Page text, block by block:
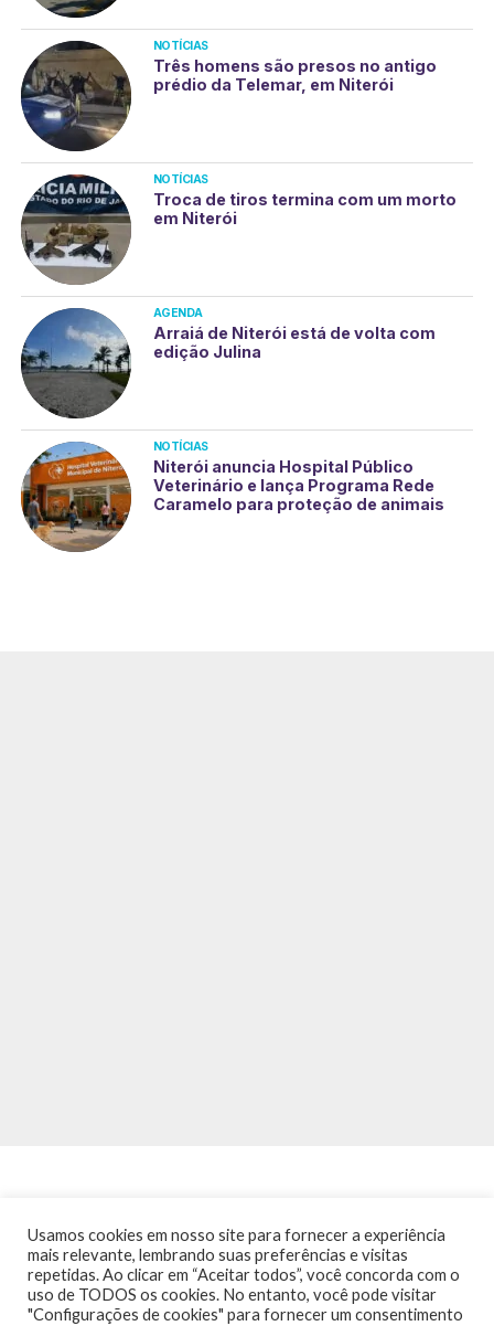
NOTÍCIAS
Três homens são presos no antigo
prédio da Telemar, em Niterói
NOTÍCIAS
Troca de tiros termina com um morto
em Niterói
AGENDA
Arraiá de Niterói está de volta com
edição Julina
NOTÍCIAS
Niterói anuncia Hospital Público
Veterinário e lança Programa Rede
Caramelo para proteção de animais
INÍCIO NOTÍCIAS AGENDA CONTATO
TRÂNSITO NA PONTE
TERMOS DE USO / POLÍTICA DE PRIVACIDADE
Usamos cookies em nosso site para fornecer a experiência
mais relevante, lembrando suas preferências e visitas
repetidas. Ao clicar em “Aceitar todos”, você concorda com o
uso de TODOS os cookies. No entanto, você pode visitar
"Configurações de cookies" para fornecer um consentimento